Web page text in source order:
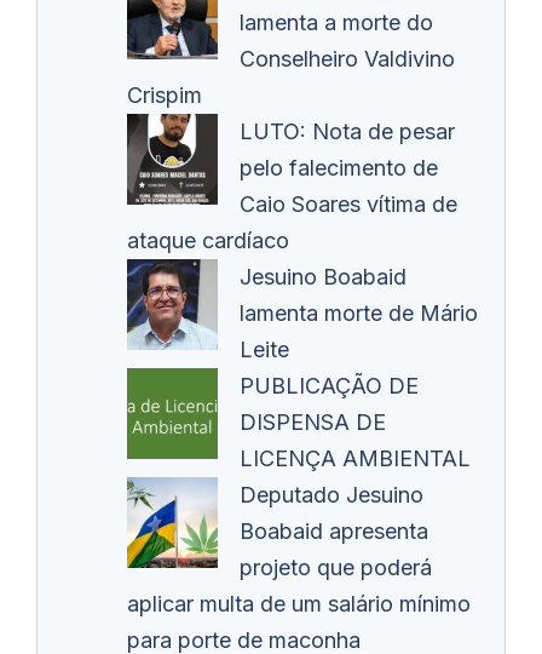
lamenta a morte do
Conselheiro Valdivino
Crispim
LUTO: Nota de pesar
pelo falecimento de
Caio Soares vítima de
ataque cardíaco
Jesuino Boabaid
lamenta morte de Mário
Leite
PUBLICAÇÃO DE
DISPENSA DE
LICENÇA AMBIENTAL
Deputado Jesuino
Boabaid apresenta
projeto que poderá
aplicar multa de um salário mínimo
para porte de maconha